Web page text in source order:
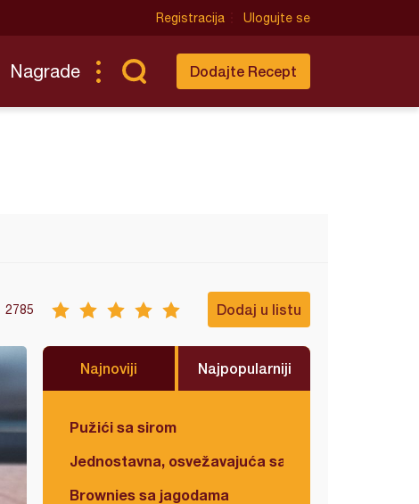
Registracija Ulogujte se
Nagrade Dodajte Recept
2785 Dodaj u listu
Najnoviji Najpopularniji
Pužići sa sirom
Jednostavna, osvežavajuća salata
Brownies sa jagodama